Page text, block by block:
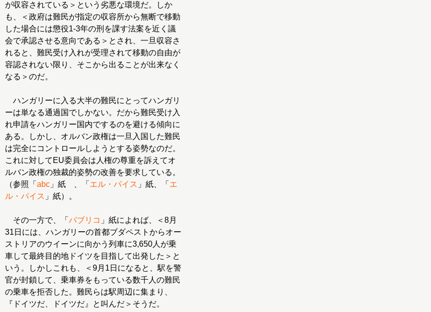
が収容されている＞という劣悪な環境だ。しか
も、＜政府は難民が指定の収容所から無断で移動
した場合には懲役1-3年の刑を課す法案を近く議
会で承認させる意向である＞とされ、一旦収容さ
れると、難民受け入れが受理されて移動の自由が
容認されない限り、そこから出ることが出来なく
なる＞のだ。
ハンガリーに入る大半の難民にとってハンガリ
ーは単なる通過国でしかない。だから難民受け入
れ申請をハンガリー国内でするのを避ける傾向に
ある。しかし、オルバン政権は一旦入国した難民
は完全にコントロールしようとする姿勢なのだ。
これに対してEU委員会は人権の尊重を訴えてオ
ルバン政権の独裁的姿勢の改善を要求している。
（参照「 abc 」紙 、「 エル・パイス 」紙、「 エ
ル・パイス 」紙）。
その一方で、「 パブリコ 」紙によれば、＜8月
31日には、ハンガリーの首都ブダペストからオー
ストリアのウイーンに向かう列車に3,650人が乗
車して最終目的地ドイツを目指して出発した＞と
いう。しかしこれも、＜9月1日になると、駅を警
官が封鎖して、乗車券をもっている数千人の難民
の乗車を拒否した。難民らは駅周辺に集まり、
『ドイツだ、ドイツだ』と叫んだ＞そうだ。